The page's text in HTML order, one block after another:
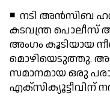
◾ നടി അന്‍സിബ
കടവന്ത്ര പൊലീസ്
അംഗം കൂടിയായ
മൊഴിയെടുത്തു.
സമാനമായ ഒരു
എക്സിക്യൂട്ടീവിന്